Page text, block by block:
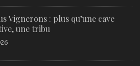
Vignerons : plus qu’une cave
une tribu